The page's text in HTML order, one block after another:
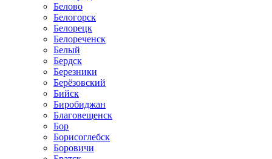
Белово
Белогорск
Белорецк
Белореченск
Белый
Бердск
Березники
Берёзовский
Бийск
Биробиджан
Благовещенск
Бор
Борисоглебск
Боровичи